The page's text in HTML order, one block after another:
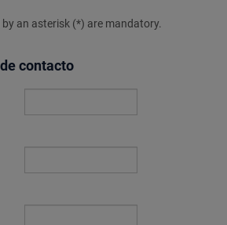
an asterisk (*) are mandatory.
contacto